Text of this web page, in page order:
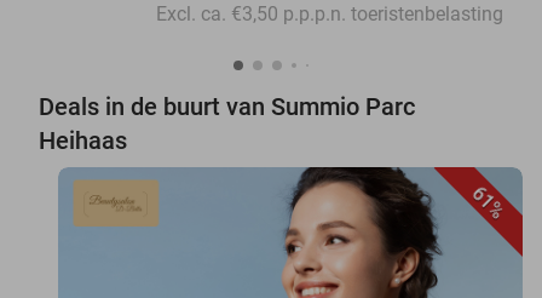
Excl. ca. €3,50 p.p.p.n. toeristenbelasting
Deals in de buurt van Summio Parc
Heihaas
61%